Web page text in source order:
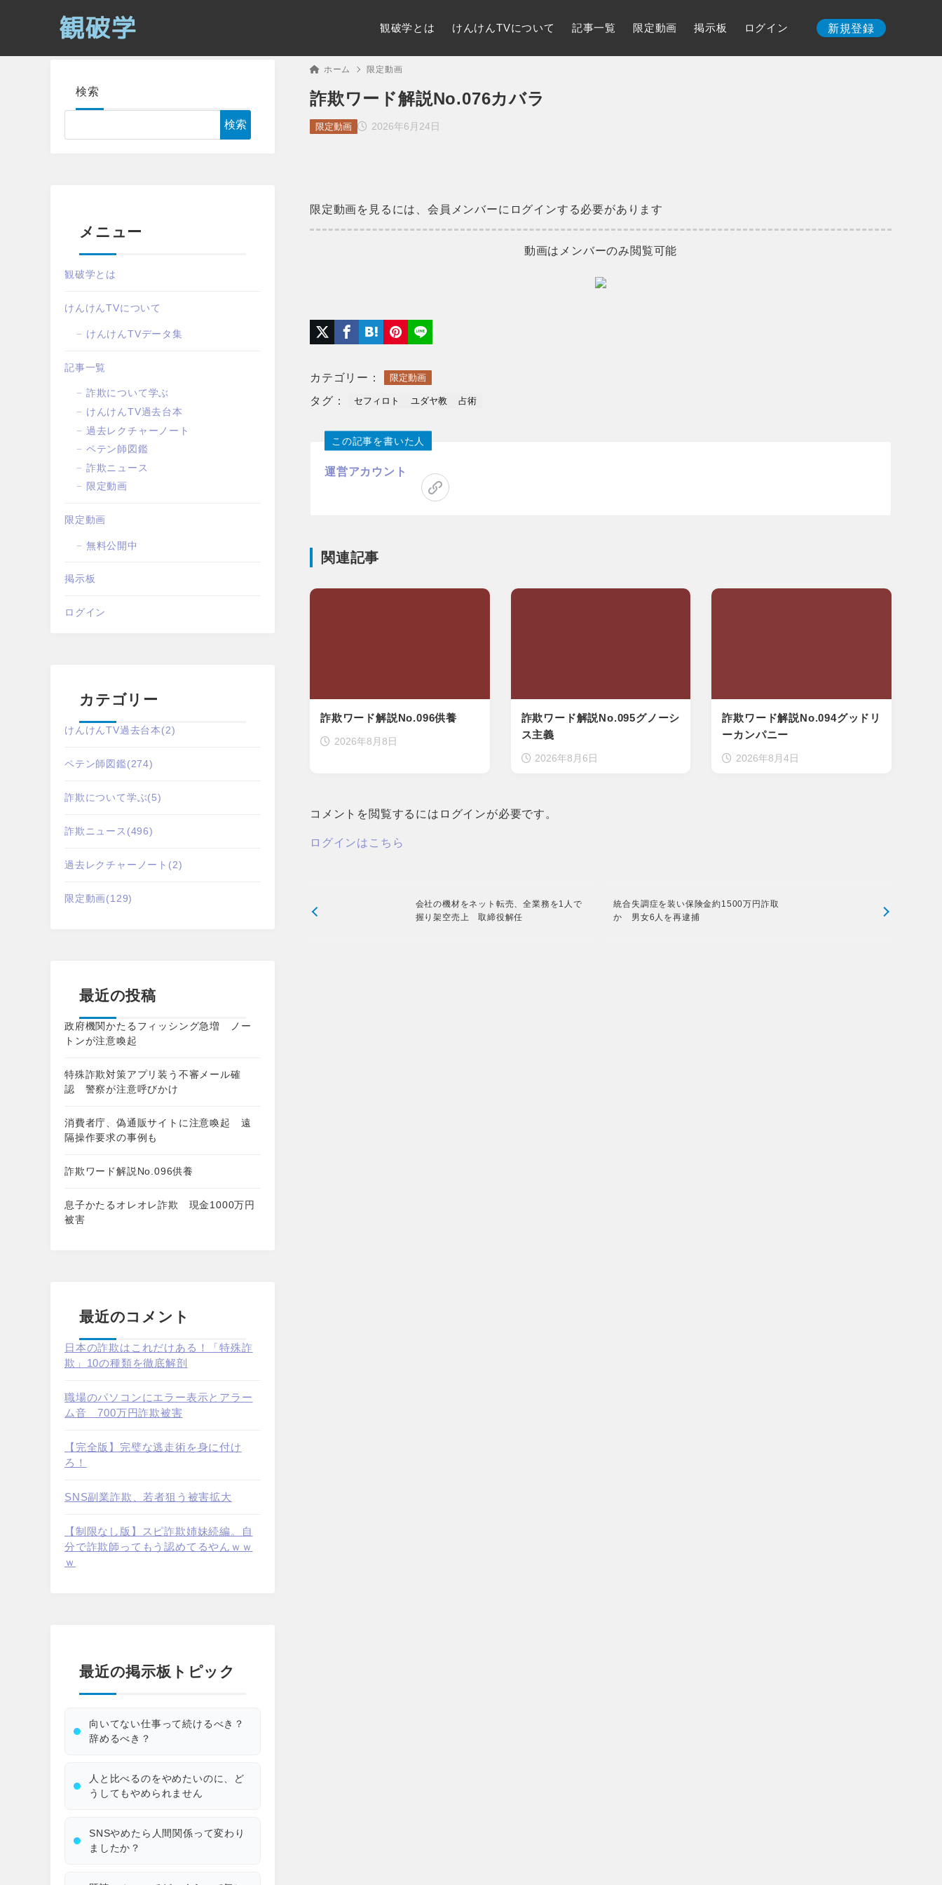
観破学とは けんけんTVについて 記事一覧 限定動画 掲示板 ログイン 新規登録
ホーム 限定動画
詐欺ワード解説No.076カバラ
2026年6月24日
限定動画
限定動画を見るには、会員メンバーにログインする必要があります
動画はメンバーのみ閲覧可能
カテゴリー： 限定動画
タグ： セフィロト ユダヤ教 占術
この記事を書いた人
運営アカウント
関連記事
詐欺ワード解説No.096供養
2026年8月8日
詐欺ワード解説No.095グノーシ
ス主義
2026年8月6日
詐欺ワード解説No.094グッドリ
ーカンパニー
2026年8月4日
コメントを閲覧するにはログインが必要です。
ログインはこちら
会社の機材をネット転売、全業務を1人で
握り架空売上 取締役解任
統合失調症を装い保険金約1500万円詐取
か 男女6人を再逮捕
検索
検索
メニュー
観破学とは
けんけんTVについて
けんけんTVデータ集
記事一覧
詐欺について学ぶ
けんけんTV過去台本
過去レクチャーノート
ペテン師図鑑
詐欺ニュース
限定動画
限定動画
無料公開中
掲示板
ログイン
カテゴリー
けんけんTV過去台本(2)
ペテン師図鑑(274)
詐欺について学ぶ(5)
詐欺ニュース (496)
過去レクチャーノート (2)
限定動画(129)
最近の投稿
政府機関かたるフィッシング急増 ノー
トンが注意喚起
特殊詐欺対策アプリ装う不審メール確
認 警察が注意呼びかけ
消費者庁、偽通販サイトに注意喚起 遠
隔操作要求の事例も
詐欺ワード解説No.096供養
息子かたるオレオレ詐欺 現金1000万円
被害
最近のコメント
日本の詐欺はこれだけある！「特殊詐
欺」10の種類を徹底解剖
職場のパソコンにエラー表示とアラー
ム音 700万円詐欺被害
【完全版】完璧な逃走術を身に付け
ろ！
SNS副業詐欺、若者狙う被害拡大
【制限なし版】スピ詐欺姉妹続編。自
分で詐欺師ってもう認めてるやんｗｗ
ｗ
最近の掲示板トピック
向いてない仕事って続けるべき？
辞めるべき？
人と比べるのをやめたいのに、ど
うしてもやめられません
SNSやめたら人間関係って変わり
ましたか？